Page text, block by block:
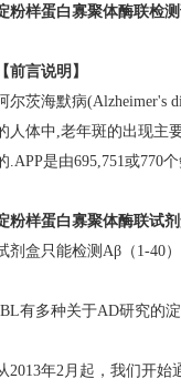
粉样蛋白寡聚体酶联检
【前言说明】
尔茨海默病(Alzheimer's
人体中,老年斑的出现主
.APP是由695,751或770
粉样蛋白寡聚体酶联试
剂盒只能检测Aβ（1-40
有多种关于AD研究的
2013年2月起，我们开